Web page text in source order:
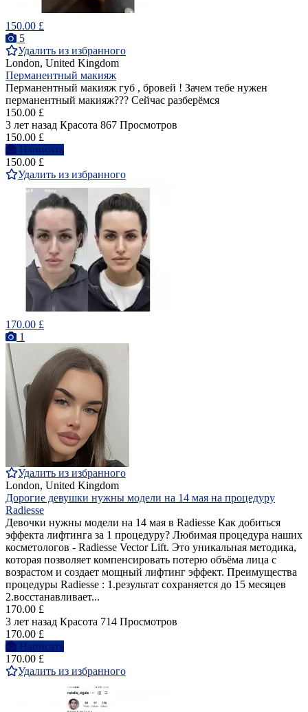
150.00 £
5
Удалить из избранного
London, United Kingdom
Перманентный макияж
Перманентный макияж губ , бровей ! Зачем тебе нужен
перманентный макияж??? Сейчас разберёмся
150.00 £
3 лет назад Красота 867 Просмотров
150.00 £
Написать
150.00 £
Удалить из избранного
170.00 £
1
Удалить из избранного
London, United Kingdom
Дорогие девушки нужны модели на 14 мая на процедуру
Radiesse
Девочки нужны модели на 14 мая в Radiesse Как добиться
эффекта лифтинга за 1 процедуру? Любимая процедура наших
косметологов - Radiesse Vector Lift. Это уникальная методика,
которая позволяет компенсировать потерю объёма лица с
возрастом и создает мощный лифтинг эффект. Преимущества
процедуры Radiesse : 1.результат сохраняется до 15 месяцев
2.восстанавливает...
170.00 £
3 лет назад Красота 714 Просмотров
170.00 £
Написать
170.00 £
Удалить из избранного